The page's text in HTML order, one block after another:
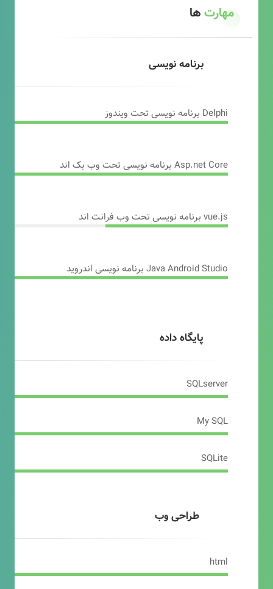
مهارتها
برنامه نویسی
Delphi برنامه نویسی تحت ویندوز
Asp.net Core برنامه نویسی تحت وب بک اند
vue.js برنامه نویسی تحت وب فرانت اند
Java Android Studio برنامه نویسی اندروید
پایگاه داده
SQLserver
My SQL
SQLite
طراحی وب
html